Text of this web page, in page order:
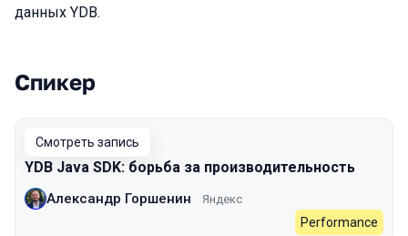
данных YDB.
Выступления в сезоне 2023
Спикер
Смотреть запись
YDB Java SDK: борьба за производительность
Александр Горшенин Яндекс
Performance